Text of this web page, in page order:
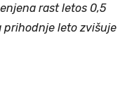
rast letos 0,5
prihodnje leto zvišuje